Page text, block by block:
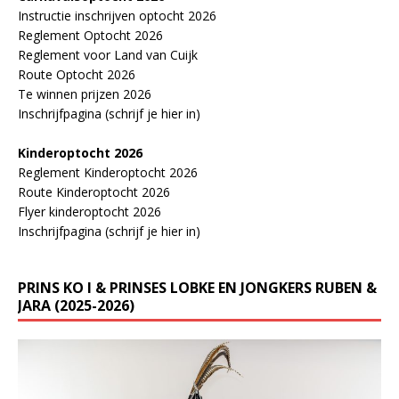
Instructie inschrijven optocht 2026
Reglement Optocht 2026
Reglement voor Land van Cuijk
Route Optocht 2026
Te winnen prijzen 2026
Inschrijfpagina (schrijf je hier in)
Kinderoptocht 2026
Reglement Kinderoptocht 2026
Route Kinderoptocht 2026
Flyer kinderoptocht 2026
Inschrijfpagina (schrijf je hier in)
PRINS KO I & PRINSES LOBKE EN JONGKERS RUBEN &
JARA (2025-2026)